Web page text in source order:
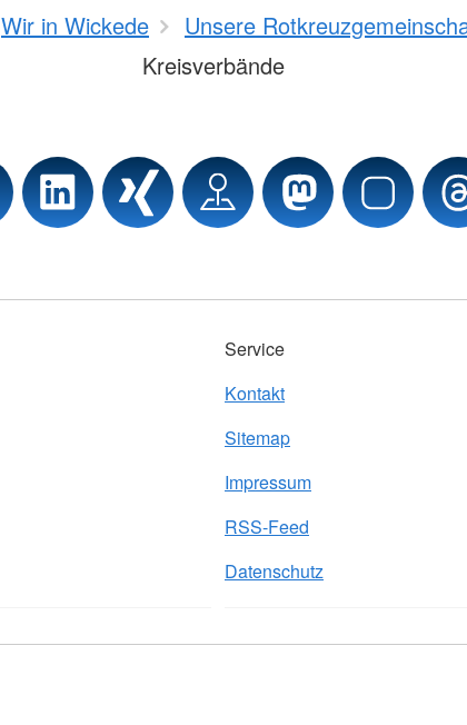
Wir in Wickede
Unsere
Kreisverbände
Service
Kontakt
Sitemap
Impressum
RSS-Feed
Datenschutz